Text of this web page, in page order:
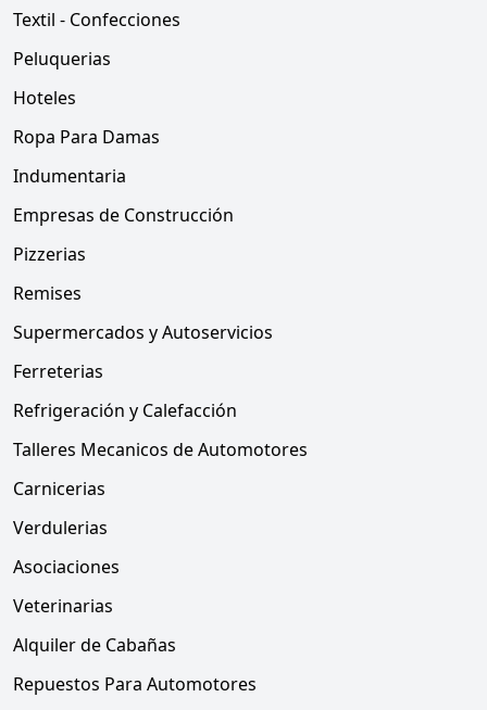
Textil - Confecciones
Peluquerias
Hoteles
Ropa Para Damas
Indumentaria
Empresas de Construcción
Pizzerias
Remises
Supermercados y Autoservicios
Ferreterias
Refrigeración y Calefacción
Talleres Mecanicos de Automotores
Carnicerias
Verdulerias
Asociaciones
Veterinarias
Alquiler de Cabañas
Repuestos Para Automotores